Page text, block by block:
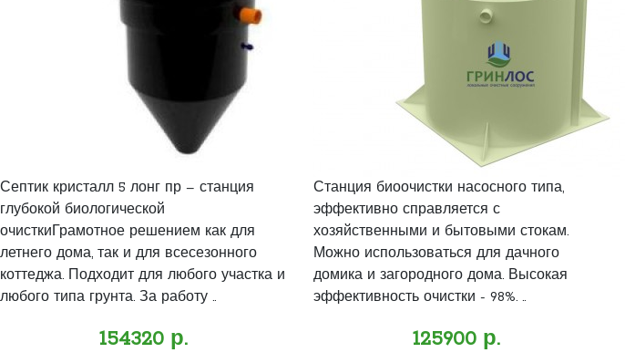
Септик кристалл 5 лонг пр – станция
глубокой биологической
очисткиГрамотное решением как для
летнего дома, так и для всесезонного
коттеджа. Подходит для любого участка и
любого типа грунта. За работу ..
154320 р.
Станция биоочистки насосного типа,
эффективно справляется с
хозяйственными и бытовыми стокам.
Можно использоваться для дачного
домика и загородного дома. Высокая
эффективность очистки - 98%. ..
125900 р.